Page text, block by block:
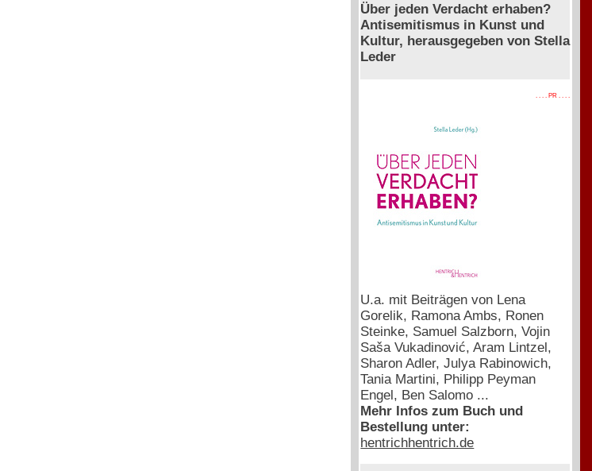
Über jeden Verdacht erhaben?
Antisemitismus in Kunst und
Kultur, herausgegeben von Stella
Leder
. . . . PR . . . .
U.a. mit Beiträgen von Lena
Gorelik, Ramona Ambs, Ronen
Steinke, Samuel Salzborn, Vojin
Saša Vukadinović, Aram Lintzel,
Sharon Adler, Julya Rabinowich,
Tania Martini, Philipp Peyman
Engel, Ben Salomo ...
Mehr Infos zum Buch und
Bestellung unter:
hentrichhentrich.de